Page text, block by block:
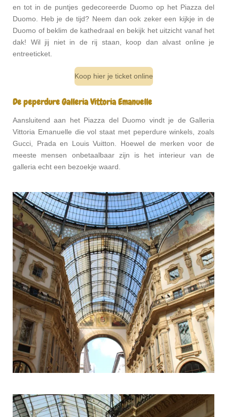
en tot in de puntjes gedecoreerde Duomo op het Piazza del
Duomo. Heb je de tijd? Neem dan ook zeker een kijkje in de
Duomo of beklim de kathedraal en bekijk het uitzicht vanaf het
dak! Wil jij niet in de rij staan, koop dan alvast online je
entreeticket.
Koop hier je ticket online
De peperdure Galleria Vittoria Emanuelle
Aansluitend aan het Piazza del Duomo vindt je de Galleria
Vittoria Emanuelle die vol staat met peperdure winkels, zoals
Gucci, Prada en Louis Vuitton. Hoewel de merken voor de
meeste mensen onbetaalbaar zijn is het interieur van de
galleria echt een bezoekje waard.